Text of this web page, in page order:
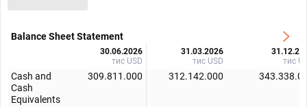
Balance Sheet Statement
30.06.2026
тис USD
31.03.2026
тис USD
тис
Cash and
Cash
Equivalents
309.811.000 312.142.000